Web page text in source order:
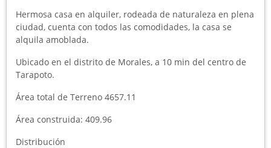
Hermosa casa en alquiler, rodeada de naturaleza en plena
ciudad, cuenta con todos las comodidades, la casa se
alquila amoblada.
Ubicado en el distrito de Morales, a 10 min del centro de
Tarapoto.
Área total de Terreno 4657.11
Área construida: 409.96
Distribución